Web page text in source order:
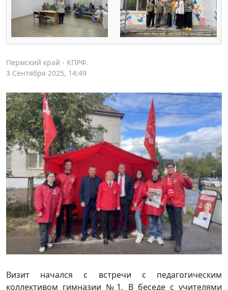
Пермский край - КПРФ.
3 Сентября 2025, 14:49
Визит начался с встречи с педагогическим
коллективом гимназии №1. В беседе с учителями